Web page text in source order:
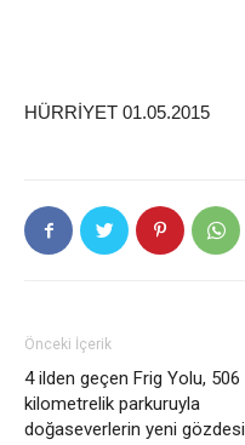
HÜRRİYET 01.05.2015
Önceki İçerik
4 ilden geçen Frig Yolu, 506
kilometrelik parkuruyla
doğaseverlerin yeni gözdesi